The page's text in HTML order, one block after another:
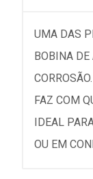
UMA DAS
BOBINA
FAZ COM
IDEAL
OU EM